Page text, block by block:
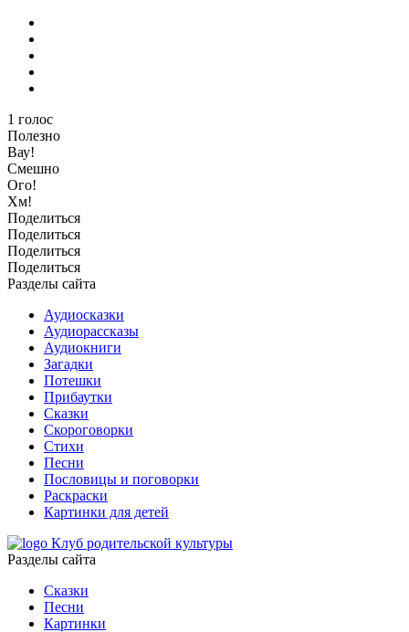
1 голос
Полезно
Вау!
Смешно
Ого!
Хм!
Поделиться
Поделиться
Поделиться
Поделиться
Разделы сайта
Аудиосказки
Аудиорассказы
Аудиокниги
Загадки
Потешки
Прибаутки
Сказки
Скороговорки
Стихи
Песни
Пословицы и поговорки
Раскраски
Картинки для детей
Клуб родительской культуры
Разделы сайта
Сказки
Песни
Картинки